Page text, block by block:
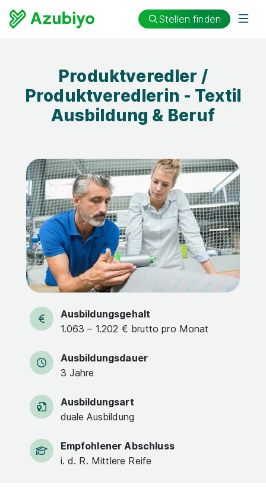
Stellen finden
Produktveredler /
Produktveredlerin - Textil
Ausbildung & Beruf
Ausbildungsgehalt
1.063 – 1.202 € brutto pro Monat
Ausbildungsdauer
3 Jahre
Ausbildungsart
duale Ausbildung
Empfohlener Abschluss
i. d. R. Mittlere Reife